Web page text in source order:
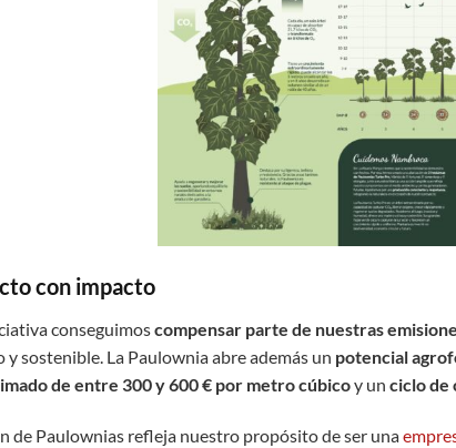
con impacto
conseguimoscompensar parte de nuestras
y sostenible. La Paulownia abre además un potencial
de entre 300 y 600 € por metro cúbicoy un ciclo de
de Paulownias refleja nuestro propósito de ser una